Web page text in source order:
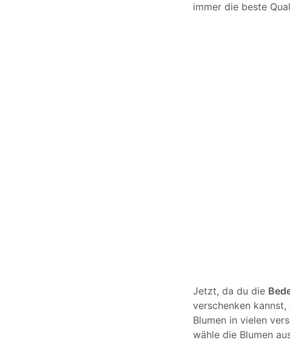
immer die beste
Jetzt, da du die
verschenken
Blumen in vielen
wähle die Blumen